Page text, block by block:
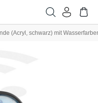
(Acryl, schwarz) mit